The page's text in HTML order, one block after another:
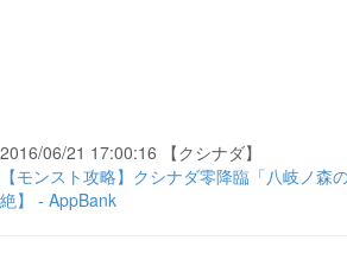
2016/06/21 17:00:16 【クシナダ】
【モンスト攻略】クシナダ零降臨「八岐ノ森
絶】 - AppBank